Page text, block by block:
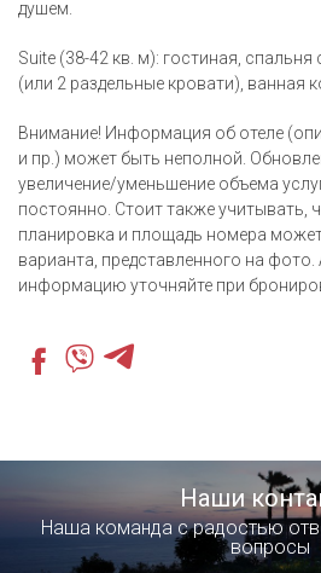
душем.
Suite (38-42 кв. м): гостиная,
(или 2 раздельные кровати), ванная
Внимание! Информация об отеле
и пр.) может быть неполной.
увеличение/уменьшение объема
постоянно. Стоит также учитывать,
планировка и площадь номера
варианта, представленного на
информацию уточняйте при
Наши
Наша команда с радостью
вопросы